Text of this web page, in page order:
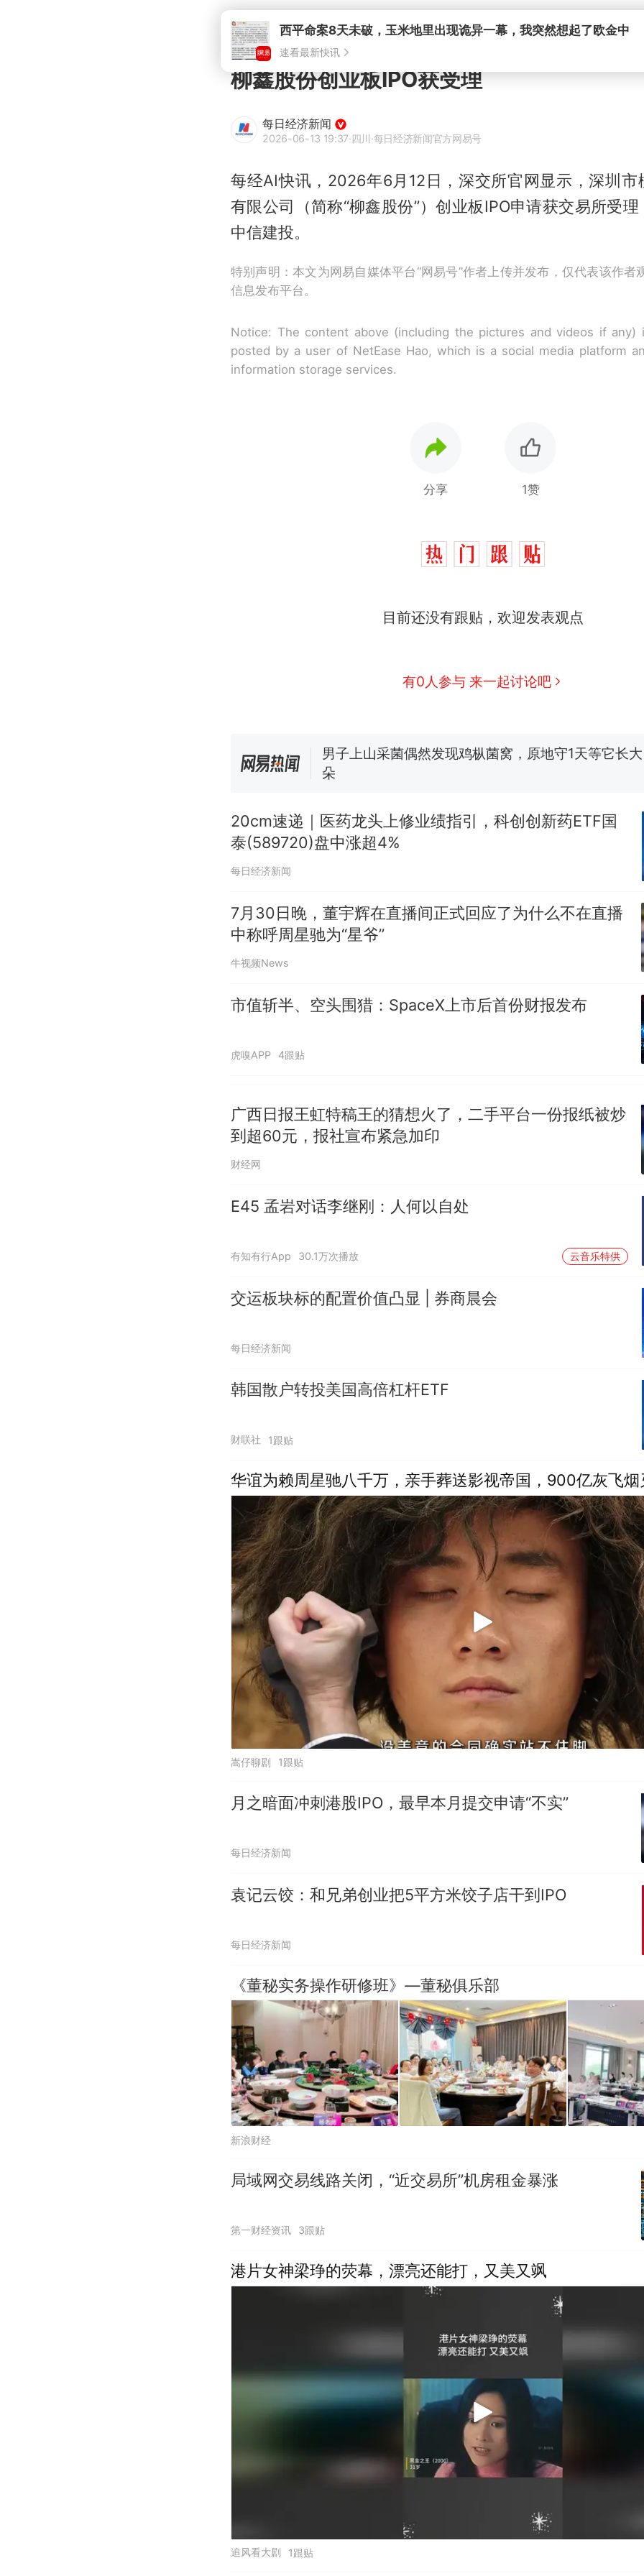
柳鑫股份创业板IPO获受理
每日经济新闻
2026-06-13 19:37·四川·每日经济新闻官方网易号
每经AI快讯，2026年6月12日，深交所官网显示，深圳市
有限公司（简称“柳鑫股份”）创业板IPO申请获交易所受
中信建投。
特别声明：本文为网易自媒体平台“网易号”作者上传并发布，仅代表该作者
信息发布平台。
Notice: The content above (including the pictures and videos if any)
posted by a user of NetEase Hao, which is a social media platform
information storage services.
分享 1赞
目前还没有跟贴，欢迎发表观点
有0人参与 来一起讨论吧
制裁瓜子饺子，美国怕什么？
男子上山采菌偶然发现鸡枞菌窝，原地守1天等它长
朵
参考消息）
笔试第一被第二名传话劝弃考 官方通报
那个在床头放菜刀的女孩，因老师一句“跟我回家
20cm速递｜医药龙头上修业绩指引，科创创新药ETF国
泰(589720)盘中涨超4%
每日经济新闻
7月30日晚，董宇辉在直播间正式回应了为什么不在直播
中称呼周星驰为“星爷”
牛视频News
市值斩半、空头围猎：SpaceX上市后首份财报发布
虎嗅APP 4跟贴
广西日报王虹特稿王的猜想火了，二手平台一份报纸被炒
到超60元，报社宣布紧急加印
财经网
E45 孟岩对话李继刚：人何以自处
有知有行App 30.1万次播放 云音乐特供
交运板块标的配置价值凸显 | 券商晨会
每日经济新闻
韩国散户转投美国高倍杠杆ETF
财联社 1跟贴
华谊为赖周星驰八千万，亲手葬送影视帝国，900亿灰飞烟
嵩仔聊剧 1跟贴
月之暗面冲刺港股IPO，最早本月提交申请“不实”
每日经济新闻
袁记云饺：和兄弟创业把5平方米饺子店干到IPO
每日经济新闻
《董秘实务操作研修班》—董秘俱乐部
新浪财经
局域网交易线路关闭，“近交易所”机房租金暴涨
第一财经资讯 3跟贴
港片女神梁琤的荧幕，漂亮还能打，又美又飒
追风看大剧 1跟贴